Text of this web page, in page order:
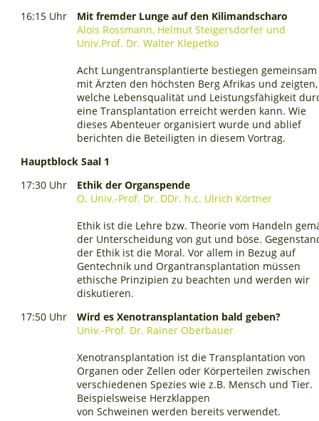
16:15 Uhr
Mit fremder Lunge auf den Kilimandscharo
Alois Rossmann, Helmut Steigersdorfer und
Univ.Prof. Dr. Walter Klepetko
Acht Lungentransplantierte bestiegen gemeinsam
mit Ärzten den höchsten Berg Afrikas und zeigten,
welche Lebensqualität und Leistungsfähigkeit
eine Transplantation erreicht werden kann. Wie
dieses Abenteuer organisiert wurde und ablief
berichten die Beteiligten in diesem Vortrag.
Hauptblock Saal 1
17:30 Uhr
Ethik der Organspende
O. Univ.-Prof. Dr. DDr. h.c. Ulrich Körtner
Ethik ist die Lehre bzw. Theorie vom Handeln
der Unterscheidung von gut und böse.
der Ethik ist die Moral. Vor allem in Bezug auf
Gentechnik und Organtransplantation müssen
ethische Prinzipien zu beachten und werden wir
diskutieren.
17:50 Uhr
Wird es Xenotransplantation bald geben?
Univ.-Prof. Dr. Rainer Oberbauer
Xenotransplantation ist die Transplantation von
Organen oder Zellen oder Körperteilen zwischen
verschiedenen Spezies wie z.B. Mensch und Tier.
Beispielsweise Herzklappen
von Schweinen werden bereits verwendet.